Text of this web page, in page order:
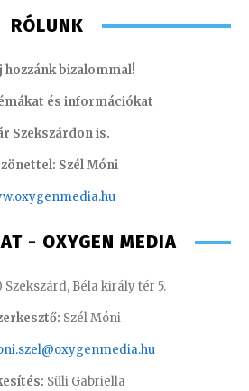
RÓLUNK
hozzánk bizalommal!
és információkat
Szekszárdon is.
Szél Móni
- OXYGEN MEDIA
Szekszárd, Béla király tér 5.
Szél Móni
Süli Gabriella